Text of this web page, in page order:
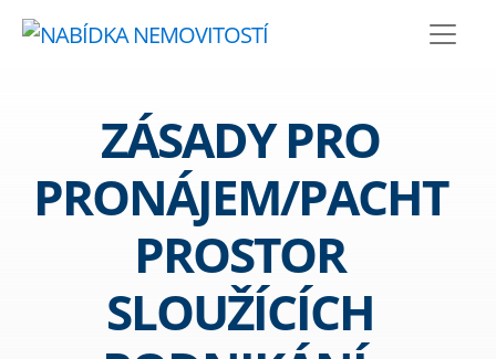
ZÁSADY PRO
PRONÁJEM/PACHT
PROSTOR
SLOUŽÍCÍCH